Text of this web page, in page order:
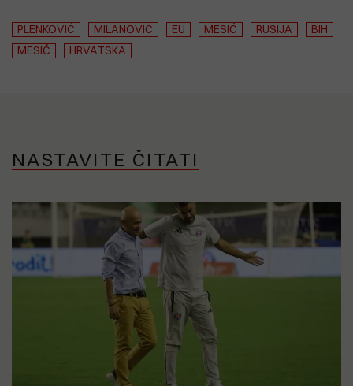
PLENKOVIĆ MILANOVIC EU MESIĆ RUSIJA
BIH
MESIĆ
HRVATSKA
NASTAVITE ČITATI